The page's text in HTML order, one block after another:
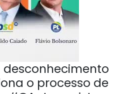
o processo de